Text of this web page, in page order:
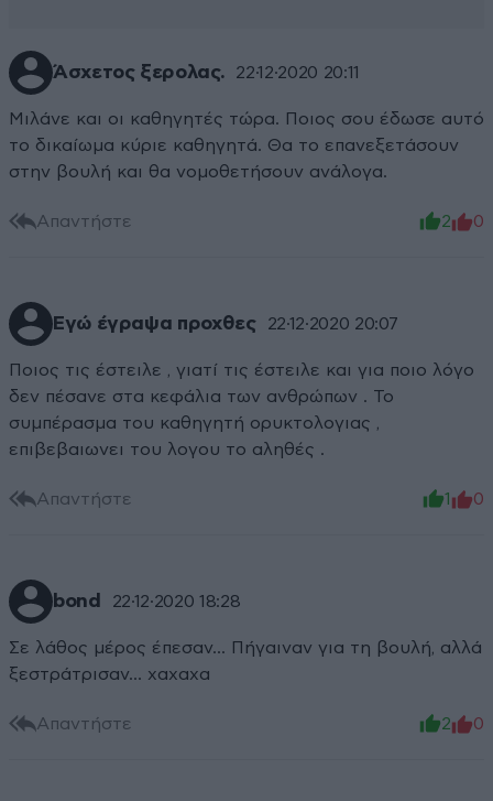
Άσχετος ξερολας. 22·12·2020 20:11
Μιλάνε και οι καθηγητές τώρα. Ποιος σου έδωσε αυτό
το δικαίωμα κύριε καθηγητά. Θα το επανεξετάσουν
στην βουλή και θα νομοθετήσουν ανάλογα.
Απαντήστε 2 0
Εγώ έγραψα προχθες 22·12·2020 20:07
Ποιος τις έστειλε , γιατί τις έστειλε και για ποιο λόγο
δεν πέσανε στα κεφάλια των ανθρώπων . Το
συμπέρασμα του καθηγητή ορυκτολογιας ,
επιβεβαιωνει του λογου το αληθές .
Απαντήστε 1 0
bond 22·12·2020 18:28
Σε λάθος μέρος έπεσαν... Πήγαιναν για τη βουλή, αλλά
ξεστράτρισαν... χαχαχα
Απαντήστε 2 0